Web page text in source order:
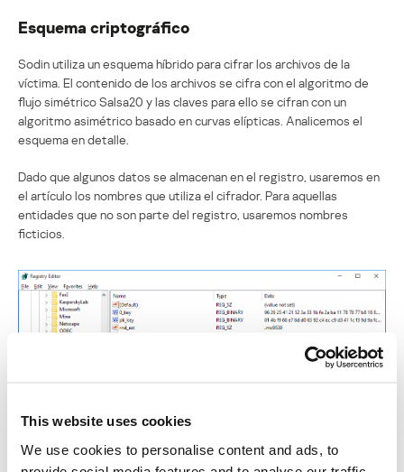
This website uses cookies
We use cookies to personalise content and ads, to
Esquema criptográfico
Sodin utiliza un esquema híbrido para cifrar los archivos de la
víctima. El contenido de los archivos se cifra con el algoritmo de
flujo simétrico Salsa20 y las claves para ello se cifran con un
algoritmo asimétrico basado en curvas elípticas. Analicemos el
esquema en detalle.
Dado que algunos datos se almacenan en el registro, usaremos en
el artículo los nombres que utiliza el cifrador. Para aquellas
entidades que no son parte del registro, usaremos nombres
ficticios.
Datos guardados por el troyano en el registro